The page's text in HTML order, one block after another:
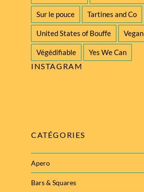
Sur le pouce Tartines and Co
United States of Bouffe Vegan
Végédifiable Yes We Can
INSTAGRAM
CATÉGORIES
Apero
Bars & Squares